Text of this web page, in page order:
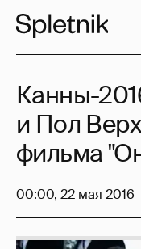
Канны-
и Пол
фильма
00:00, 22 мая 2016